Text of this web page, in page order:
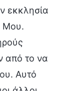
εκκλησία
Μου.
από το να
Αυτό